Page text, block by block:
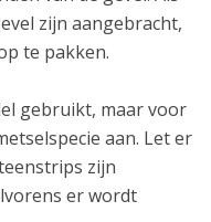
zijn aangebracht,
te pakken.
gebruikt, maar voor
aan. Let er
zijn
er wordt